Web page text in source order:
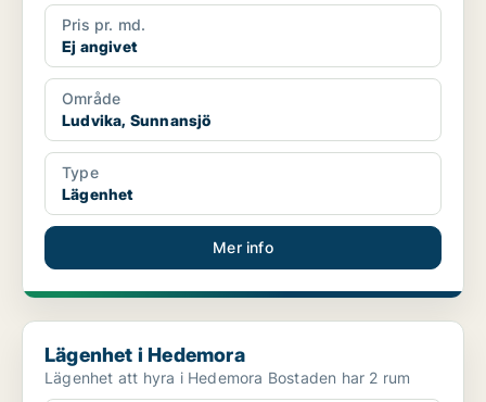
Pris pr. md.
Ej angivet
Område
Ludvika, Sunnansjö
Type
Lägenhet
Mer info
Lägenhet i Hedemora
Lägenhet i Hedemora
Lägenhet att hyra i Hedemora Bostaden har 2 rum